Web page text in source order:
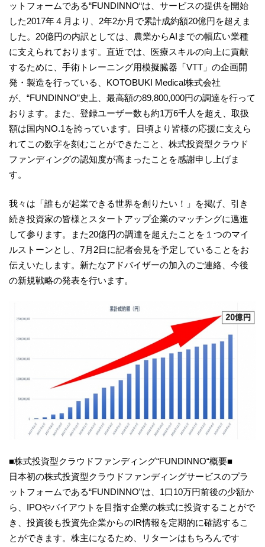
ットフォームである“FUNDINNO“は、サービスの提供を開始
した2017年４月より、2年2か月で累計成約額20億円を超えま
した。20億円の内訳としては、農業からAIまでの幅広い業種
に支えられております。直近では、医療スキルの向上に貢献
するために、手術トレーニング用模擬臓器「VTT」の企画開
発・製造を行っている、KOTOBUKI Medical株式会社
が、“FUNDINNO”史上、最高額の89,800,000円の調達を行って
おります。また、登録ユーザー数も約1万6千人を超え、取扱
額は国内NO.1を誇っています。日頃より皆様の応援に支えら
れてこの数字を刻むことができたこと、株式投資型クラウド
ファンディングの認知度が高まったことを感謝申し上げま
す。
我々は「誰もが起業できる世界を創りたい！」を掲げ、引き
続き投資家の皆様とスタートアップ企業のマッチングに邁進
して参ります。また20億円の調達を超えたことを１つのマイ
ルストーンとし、7月2日に記者会見を予定していることをお
伝えいたします。新たなアドバイザーの加入のご連絡、今後
の新規戦略の発表を行います。
■株式投資型クラウドファンディング“FUNDINNO“概要■
日本初の株式投資型クラウドファンディングサービスのプラ
ットフォームである“FUNDINNO”は、1口10万円前後の少額か
ら、IPOやバイアウトを目指す企業の株式に投資することがで
き、投資後も投資先企業からのIR情報を定期的に確認するこ
とができます。株主になるため、リターンはもちろんです